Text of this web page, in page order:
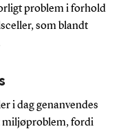
problem i forhold
som blandt
i dag genanvendes
miljøproblem, fordi